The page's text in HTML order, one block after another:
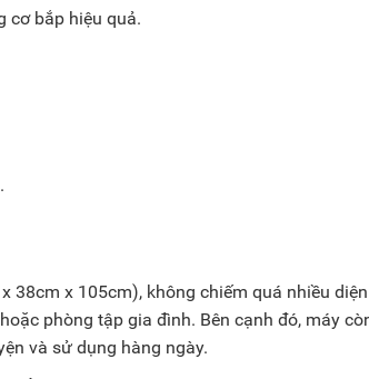
cơ bắp hiệu quả.
38cm x 105cm), không chiếm quá nhiều
phòng tập gia đình. Bên cạnh đó, máy
và sử dụng hàng ngày.